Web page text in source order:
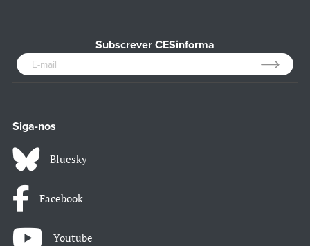
Subscrever CESinforma
Siga-nos
Bluesky
Facebook
Youtube